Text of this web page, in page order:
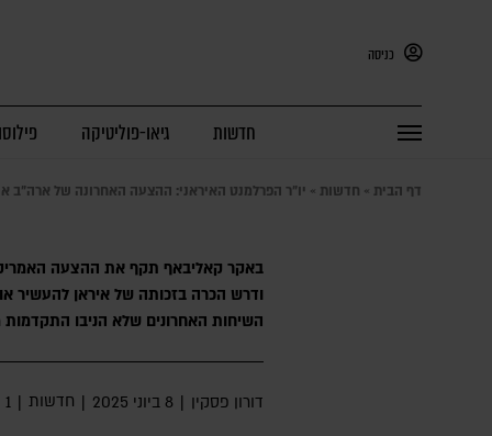
כניסה
חדשות גיאו-פוליטיקה
דף הבית » חדשות » יו"ר הפרלמנט האיראני: ההצעה האחרונה של ארה"ב
באקר קאליבאף תקף את ההצעה
ודרש הכרה בזכותה של איראן להעשיר
השיחות האחרונים שלא הניבו
דורון פסקין | 8 ביוני 2025 | חדשות | 1 דק׳